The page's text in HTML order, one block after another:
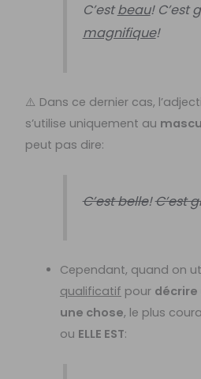
C’estbeau! C’est
magnifique!
⚠️ Dans ce dernier cas,
s’utilise uniquement au
peut pas dire:
C’est belle!C’est
Cependant, quand on
qualificatif pour décrire
une chose, le plus
ou ELLE EST: